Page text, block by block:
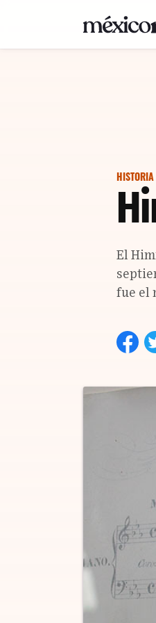
HISTORIA
El
fue el